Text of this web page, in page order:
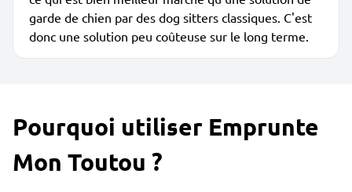
garde de chien par des dog sitters classiques. C'est
donc une solution peu coûteuse sur le long terme.
Pourquoi utiliser Emprunte
Mon Toutou ?